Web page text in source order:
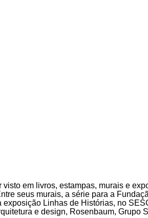
em livros, estampas, murais e
seus murais, a série para a
Linhas de Histórias, no
e design, Rosenbaum, Grupo